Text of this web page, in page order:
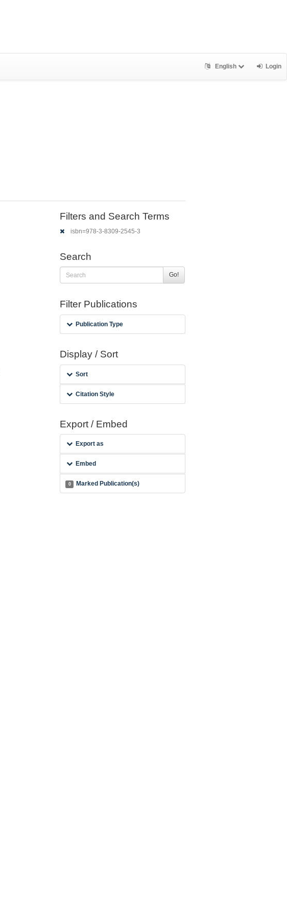
English Login
Filters and Search Terms
isbn=978-3-8309-2545-3
Search
Go!
Filter Publications
Publication Type
Display / Sort
Sort
Citation Style
Export / Embed
Export as
Embed
0 Marked Publication(s)